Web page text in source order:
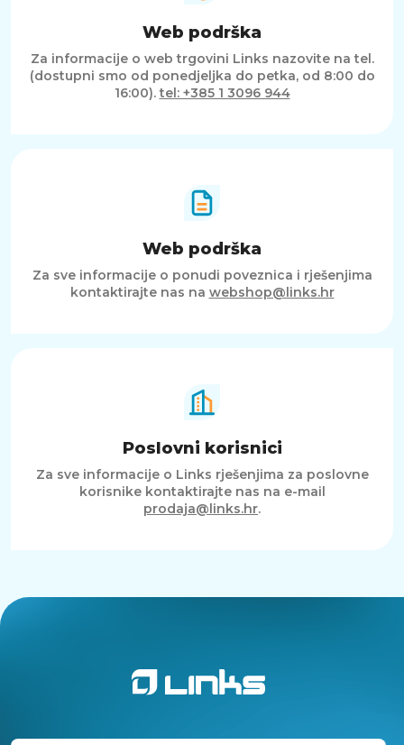
Web podrška
Za informacije o web trgovini Links nazovite na tel.
(dostupni smo od ponedjeljka do petka, od 8:00 do
16:00).tel: +385 1 3096 944
Web podrška
Za sve informacije o ponudi poveznica i rješenjima
kontaktirajte nas na webshop@links.hr
Poslovni korisnici
Za sve informacije o Links rješenjima za poslovne
korisnike kontaktirajte nas na e-mail
prodaja@links.hr.